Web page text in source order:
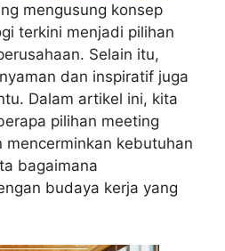
mengusung konsep
terkini menjadi pilihan
Selain itu,
dan inspiratif juga
Dalam artikel ini, kita
pilihan meeting
mencerminkan kebutuhan
bagaimana
budaya kerja yang